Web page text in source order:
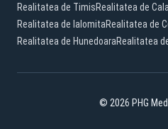
Realitatea de TimisRealitatea de
Realitatea de IalomitaRealitatea de
Realitatea de HunedoaraRealitatea
© 2026 PHG